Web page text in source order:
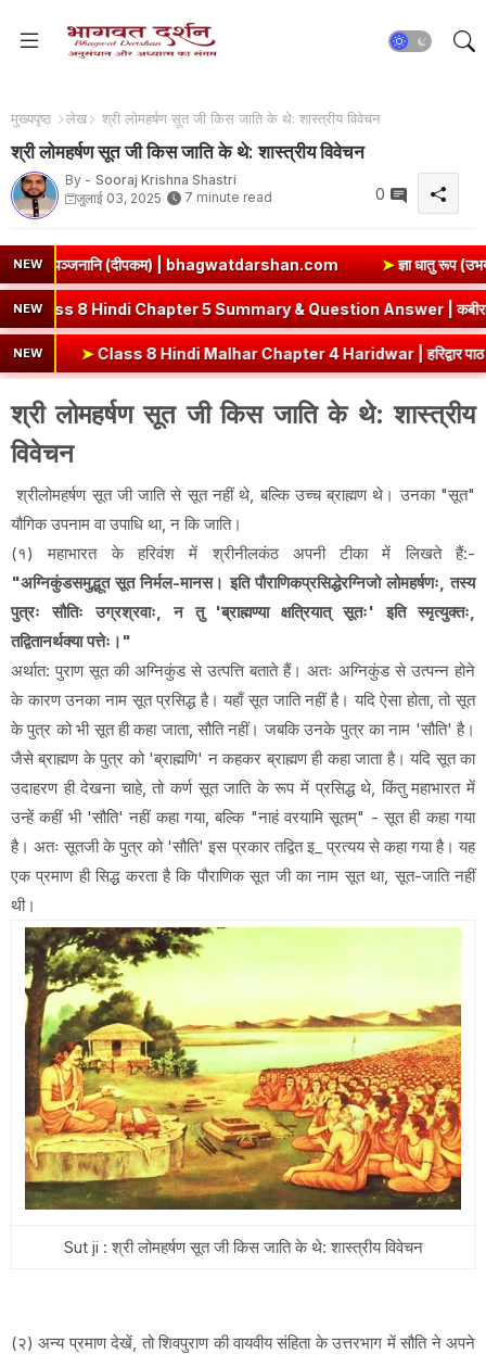
मुख्यपृष्ठ लेख श्री लोमहर्षण सूत जी किस जाति के थे: शास्त्रीय विवेचन
श्री लोमहर्षण सूत जी किस जाति के थे: शास्त्रीय विवेचन
By - Sooraj Krishna Shastri
जुलाई 03, 2025
7 minute read 0
NEW
(दीपकम) | bhagwatdarshan.com ➤ज्ञा धातु रूप (उभयपदी) - १०
NEWKe Dohe Class 8 Hindi Chapter 5 Summary & Question
NEW
Class 8 Hindi Malhar Chapter 4 Haridwar | हरिद्वार पाठ का सारांश एवं
श्री लोमहर्षण सूत जी किस जाति के थे: शास्त्रीय
विवेचन
श्रीलोमहर्षण सूत जी जाति से सूत नहीं थे, बल्कि उच्च ब्राह्मण थे। उनका "सूत"
यौगिक उपनाम वा उपाधि था, न कि जाति।
(१) महाभारत के हरिवंश में श्रीनीलकंठ अपनी टीका में लिखते हैं:-
"अग्निकुंडसमुद्भूत सूत निर्मल-मानस। इति पौराणिकप्रसिद्धेरग्निजो लोमहर्षणः, तस्य
पुत्रः सौतिः उग्रश्रवाः, न तु 'ब्राह्मण्या क्षत्रियात् सूतः' इति स्मृत्युक्तः,
तद्वितानर्थक्या पत्तेः।"
अर्थात: पुराण सूत की अग्निकुंड से उत्पत्ति बताते हैं। अतः अग्निकुंड से उत्पन्न होने
के कारण उनका नाम सूत प्रसिद्ध है। यहाँ सूत जाति नहीं है। यदि ऐसा होता, तो सूत
के पुत्र को भी सूत ही कहा जाता, सौति नहीं। जबकि उनके पुत्र का नाम 'सौति' है।
जैसे ब्राह्मण के पुत्र को 'ब्राह्मणि' न कहकर ब्राह्मण ही कहा जाता है। यदि सूत का
उदाहरण ही देखना चाहे, तो कर्ण सूत जाति के रूप में प्रसिद्ध थे, किंतु महाभारत में
उन्हें कहीं भी 'सौति' नहीं कहा गया, बल्कि "नाहं वरयामि सूतम्" - सूत ही कहा गया
है। अतः सूतजी के पुत्र को 'सौति' इस प्रकार तद्वित इ_ प्रत्यय से कहा गया है। यह
एक प्रमाण ही सिद्ध करता है कि पौराणिक सूत जी का नाम सूत था, सूत-जाति नहीं
थी।
Sut ji : श्री लोमहर्षण सूत जी किस जाति के थे: शास्त्रीय विवेचन
(२) अन्य प्रमाण देखें, तो शिवपुराण की वायवीय संहिता के उत्तरभाग में सौति ने अपने